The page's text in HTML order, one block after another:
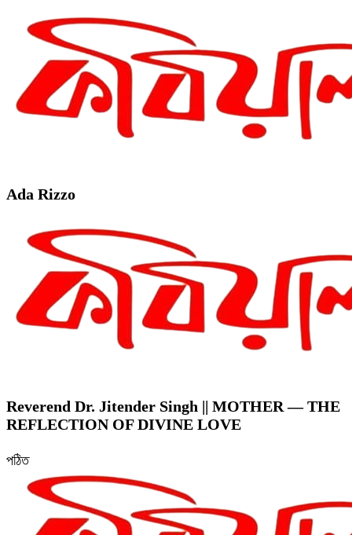
Ada Rizzo
Reverend Dr. Jitender Singh || MOTHER — THE
REFLECTION OF DIVINE LOVE
পঠিত